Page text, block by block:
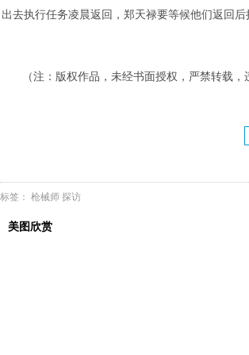
出去执行任务凌晨返回，郑天禄要等候他们返回
（注：版权作品，未经书面授权，严禁转载
标签： 枪械师 探访
美图欣赏